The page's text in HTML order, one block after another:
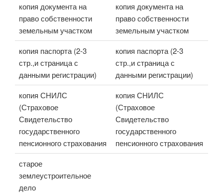
копия документа на
право собственности
земельным участком
копия документа на
право собственности
земельным участком
копия паспорта (2-3
стр.,и страница с
данными регистрации)
копия паспорта (2-3
стр.,и страница с
данными регистрации)
копия СНИЛС
(Страховое
Свидетельство
государственного
пенсионного страхования
копия СНИЛС
(Страховое
Свидетельство
государственного
пенсионного страхования
старое
землеустроительное
дело